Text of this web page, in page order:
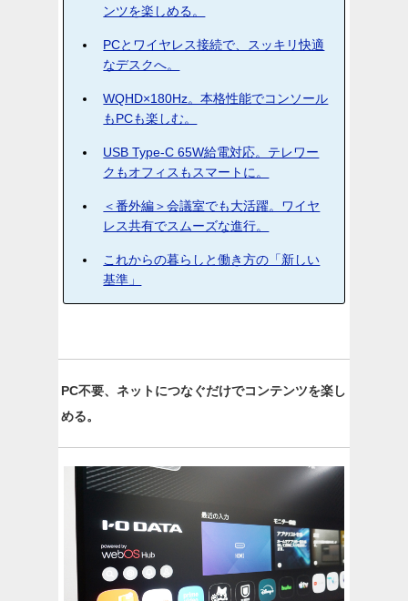
ンツを楽しめる。
PCとワイヤレス接続で、スッキリ快適
なデスクへ。
WQHD×180Hz。本格性能でコンソール
もPCも楽しむ。
USB Type-C 65W給電対応。テレワー
クもオフィスもスマートに。
＜番外編＞会議室でも大活躍。ワイヤ
レス共有でスムーズな進行。
これからの暮らしと働き方の「新しい
基準」
PC不要、ネットにつなぐだけでコンテンツを楽し
める。